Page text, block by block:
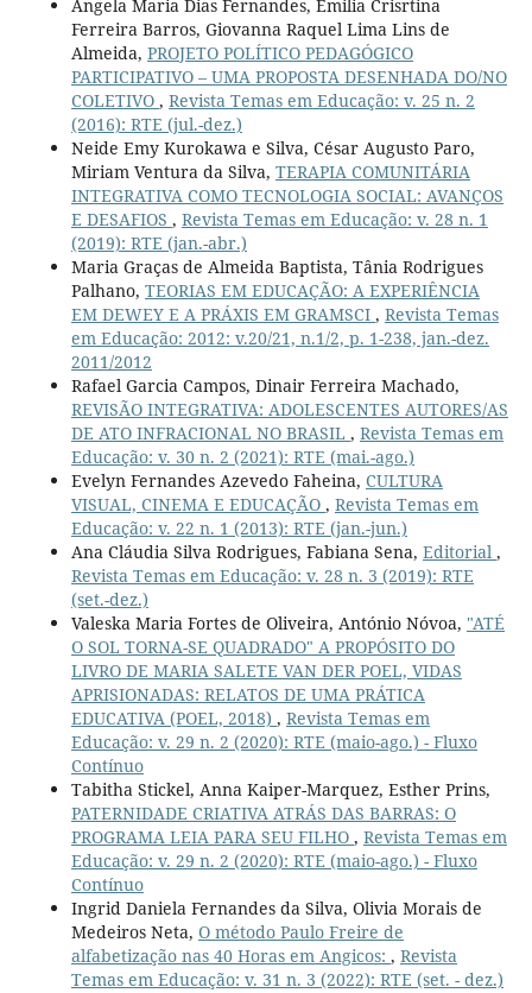
Ângela Maria Dias Fernandes, Emilia Crisrtina
Ferreira Barros, Giovanna Raquel Lima Lins de
Almeida, PROJETO POLÍTICO PEDAGÓGICO
PARTICIPATIVO – UMA PROPOSTA DESENHADA DO/NO
COLETIVO , Revista Temas em Educação: v. 25 n. 2
(2016): RTE (jul.-dez.)
Neide Emy Kurokawa e Silva, César Augusto Paro,
Miriam Ventura da Silva, TERAPIA COMUNITÁRIA
INTEGRATIVA COMO TECNOLOGIA SOCIAL: AVANÇOS
E DESAFIOS , Revista Temas em Educação: v. 28 n. 1
(2019): RTE (jan.-abr.)
Maria Graças de Almeida Baptista, Tânia Rodrigues
Palhano, TEORIAS EM EDUCAÇÃO: A EXPERIÊNCIA
EM DEWEY E A PRÁXIS EM GRAMSCI , Revista Temas
em Educação: 2012: v.20/21, n.1/2, p. 1-238, jan.-dez.
2011/2012
Rafael Garcia Campos, Dinair Ferreira Machado,
REVISÃO INTEGRATIVA: ADOLESCENTES AUTORES/AS
DE ATO INFRACIONAL NO BRASIL , Revista Temas em
Educação: v. 30 n. 2 (2021): RTE (mai.-ago.)
Evelyn Fernandes Azevedo Faheina, CULTURA
VISUAL, CINEMA E EDUCAÇÃO , Revista Temas em
Educação: v. 22 n. 1 (2013): RTE (jan.-jun.)
Ana Cláudia Silva Rodrigues, Fabiana Sena, Editorial ,
Revista Temas em Educação: v. 28 n. 3 (2019): RTE
(set.-dez.)
Valeska Maria Fortes de Oliveira, António Nóvoa, "ATÉ
O SOL TORNA-SE QUADRADO" A PROPÓSITO DO
LIVRO DE MARIA SALETE VAN DER POEL, VIDAS
APRISIONADAS: RELATOS DE UMA PRÁTICA
EDUCATIVA (POEL, 2018) , Revista Temas em
Educação: v. 29 n. 2 (2020): RTE (maio-ago.) - Fluxo
Contínuo
Tabitha Stickel, Anna Kaiper-Marquez, Esther Prins,
PATERNIDADE CRIATIVA ATRÁS DAS BARRAS: O
PROGRAMA LEIA PARA SEU FILHO , Revista Temas em
Educação: v. 29 n. 2 (2020): RTE (maio-ago.) - Fluxo
Contínuo
Ingrid Daniela Fernandes da Silva, Olivia Morais de
Medeiros Neta, O método Paulo Freire de
alfabetização nas 40 Horas em Angicos: , Revista
Temas em Educação: v. 31 n. 3 (2022): RTE (set. - dez.)